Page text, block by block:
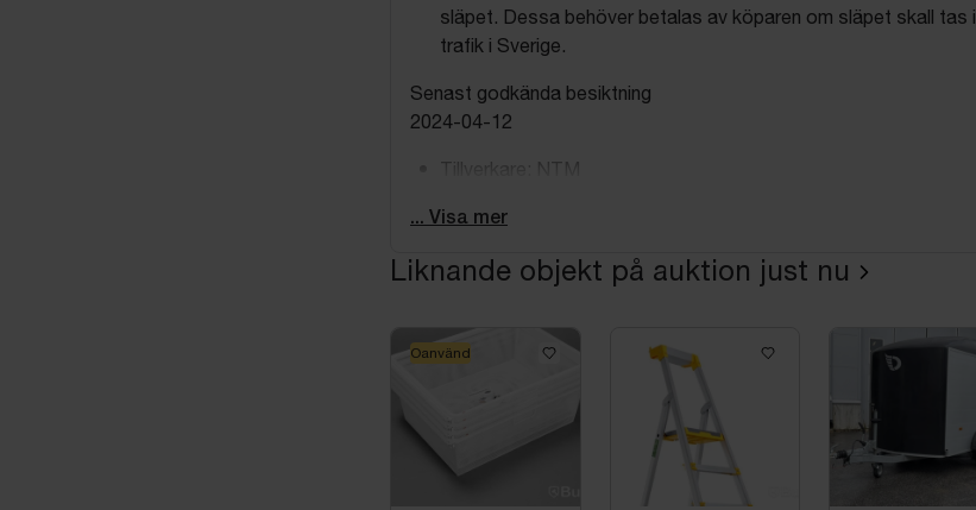
släpet. Dessa behöver betalas av köparen om släpet skall tas i
trafik i Sverige.
Senast godkända besiktning
2024-04-12
Tillverkare: NTM
Årsmodell: 2007
Utrustning
Anmärkningar (se bilder)
Knäckt dragstång
... Visa mer
Liknande objekt på auktion just nu
Oanvänd